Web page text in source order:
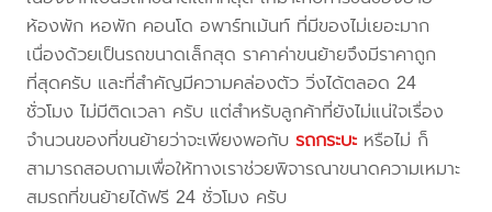
ห้องพัก หอพัก คอนโด อพาร์ทเม้นท์ ที่มีของไม่เยอะมาก
เนื่องด้วยเป็นรถขนาดเล็กสุด ราคาค่าขนย้ายจึงมีราคาถูก
ที่สุดครับ และที่สำคัญมีความคล่องตัว วิ่งได้ตลอด 24
ชั่วโมง ไม่มีติดเวลา ครับ แต่สำหรับลูกค้าที่ยังไม่แน่ใจเรื่อง
จำนวนของที่ขนย้ายว่าจะเพียงพอกับรถกระบะ หรือไม่ ก็
สามารถสอบถามเพื่อให้ทางเราช่วยพิจารณาขนาดความเหมาะ
สมรถที่ขนย้ายได้ฟรี 24 ชั่วโมง ครับ